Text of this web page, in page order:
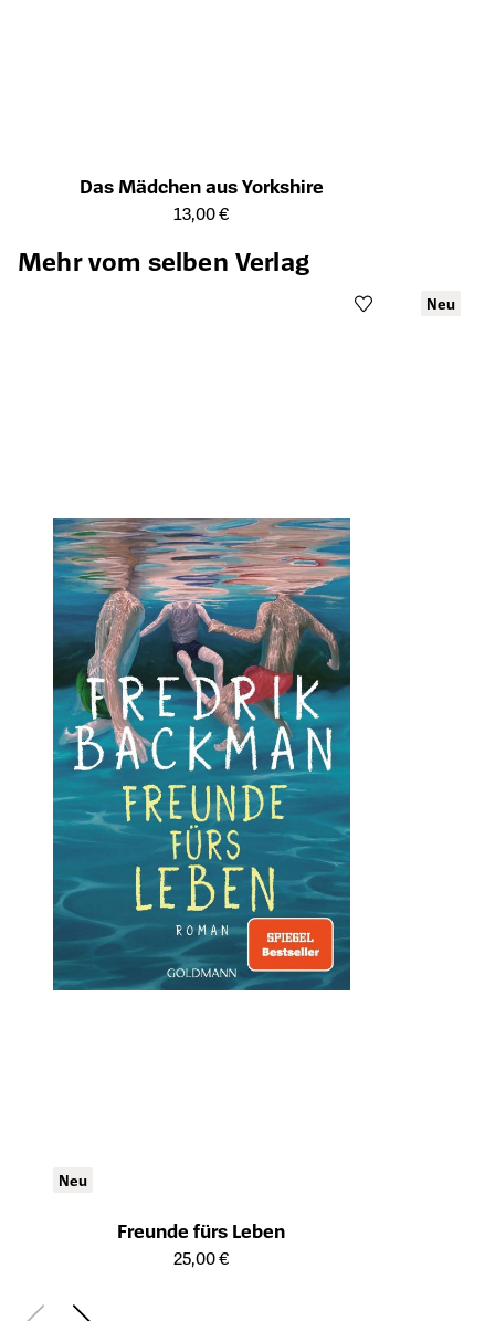
Das Mädchen aus Yorkshire
Öffnet die Detailseite des Produkts
13,00 €
Mehr vom selben Verlag
Neu
Freunde fürs Leben
Öffnet die Detailseite des Produkts
25,00 €
Neu